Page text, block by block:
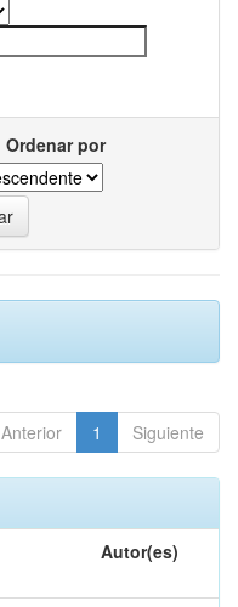
Ordenar por
Anterior 1 Siguiente
Autor(es)